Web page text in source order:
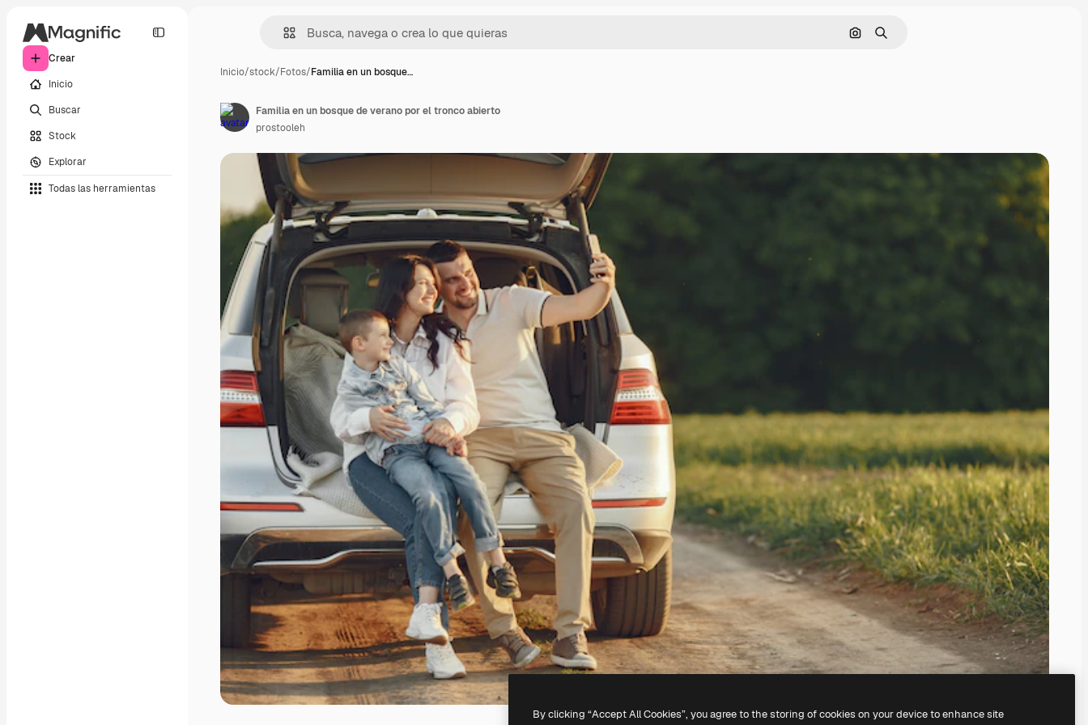
Crear
Inicio
Buscar
Stock
Explorar
Todas las herramientas
Buscar por imagen
Buscar
Inicio/stock/Fotos/Familia en un bosque…
Familia en un bosque de verano por el tronco abierto
prostooleh
By clicking “Accept All Cookies”, you agree to the storing of cookies on your device to enhance site